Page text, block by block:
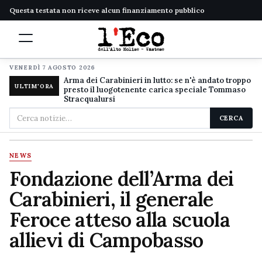
Questa testata non riceve alcun finanziamento pubblico
VENERDÌ 7 AGOSTO 2026
ULTIM'ORA
Arma dei Carabinieri in lutto: se n'è andato troppo
presto il luogotenente carica speciale Tommaso
Stracqualursi
Cerca
nel
sito
CERCA
NEWS
Fondazione dell’Arma dei
Carabinieri, il generale
Feroce atteso alla scuola
allievi di Campobasso